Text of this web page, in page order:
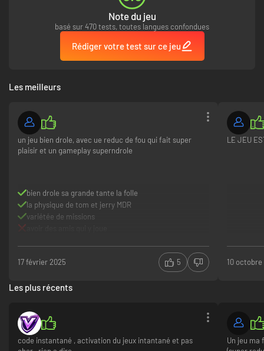
pourrez jouer à ce jeu dans les quelques secondes qui suivent l’achat.
Note du jeu
basé sur 470 tests, toutes langues confondues
Rédiger votre test sur ce jeu
Les meilleurs
un jeu bien drole, avec ue reduc de fou qui fait super
plaisir et un gameplay superndrole
bien drole sa grande tante la folle
la physique de tom et jerry MDR
variétée de missions
17 février 2025 5
LE JEU
10
Les plus récents
code instantané , activation du jeux intantané et pas
Un jeu ma